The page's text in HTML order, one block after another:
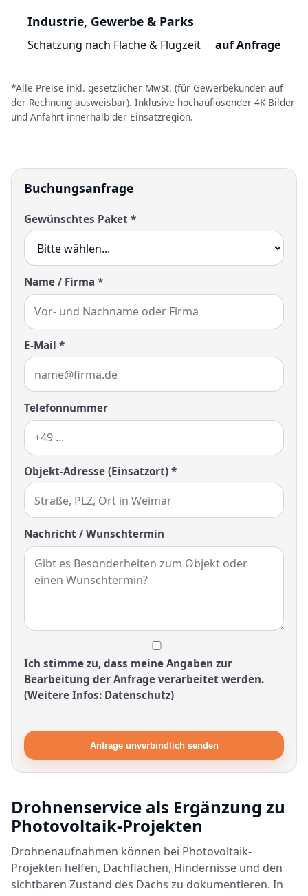
Industrie, Gewerbe & Parks
Schätzung nach Fläche & Flugzeit auf Anfrage
*Alle Preise inkl. gesetzlicher MwSt. (für Gewerbekunden auf
der Rechnung ausweisbar). Inklusive hochauflösender 4K-Bilder
und Anfahrt innerhalb der Einsatzregion.
Buchungsanfrage
Gewünschtes Paket *
Name / Firma *
E-Mail *
Telefonnummer
Objekt-Adresse (Einsatzort) *
Nachricht / Wunschtermin
Ich stimme zu, dass meine Angaben zur
Bearbeitung der Anfrage verarbeitet werden.
(Weitere Infos: Datenschutz)
Anfrage unverbindlich senden
Drohnenservice als Ergänzung zu
Photovoltaik-Projekten
Drohnenaufnahmen können bei Photovoltaik-
Projekten helfen, Dachflächen, Hindernisse und den
sichtbaren Zustand des Dachs zu dokumentieren. In